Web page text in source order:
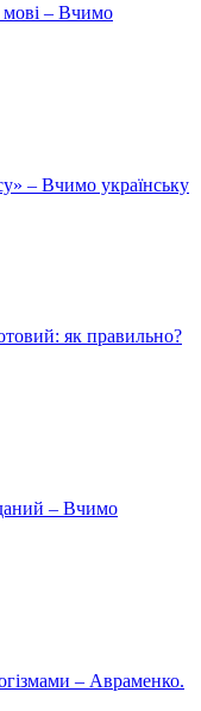
мові – Вчимо
– Вчимо українську
як правильно?
даний – Вчимо
– Авраменко.